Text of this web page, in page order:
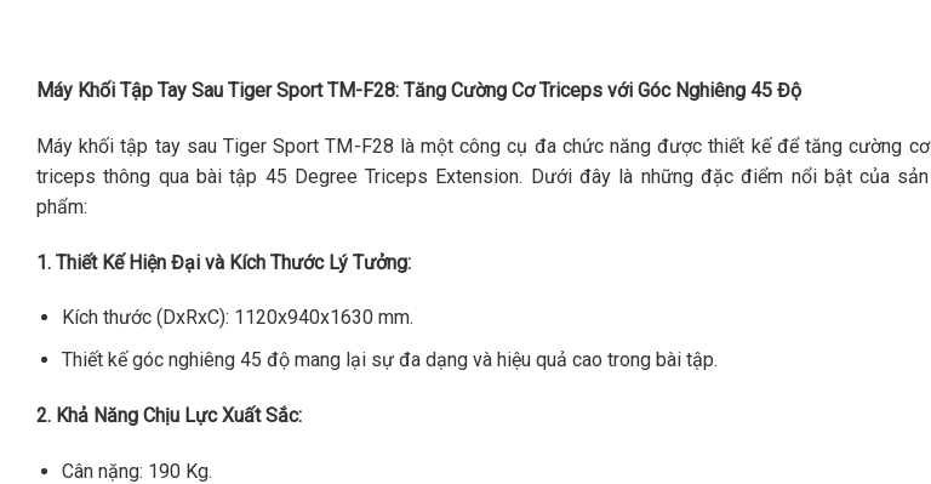
Máy Khối Tập Tay Sau Tiger Sport TM-F28: Tăng Cường Cơ Triceps với Góc Nghiêng 45 Độ
Máy khối tập tay sau Tiger Sport TM-F28 là một công cụ đa chức năng được thiết kế để tăng cường cơ
triceps thông qua bài tập 45 Degree Triceps Extension. Dưới đây là những đặc điểm nổi bật của sản
phẩm:
1. Thiết Kế Hiện Đại và Kích Thước Lý Tưởng:
Kích thước (DxRxC): 1120x940x1630 mm.
Thiết kế góc nghiêng 45 độ mang lại sự đa dạng và hiệu quả cao trong bài tập.
2. Khả Năng Chịu Lực Xuất Sắc:
Cân nặng: 190 Kg.